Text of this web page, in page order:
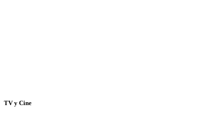
TV y Cine